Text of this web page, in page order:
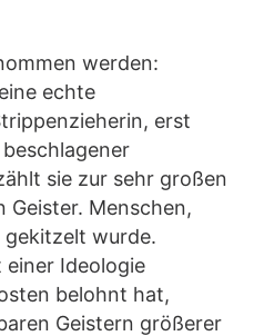
werden:
echte
erst
sie zur sehr großen
Geister. Menschen,
gekitzelt wurde.
einer Ideologie
belohnt hat,
Geistern größerer